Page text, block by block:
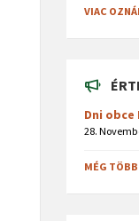
VIAC
Dni obce
28.
MÉG TÖBB